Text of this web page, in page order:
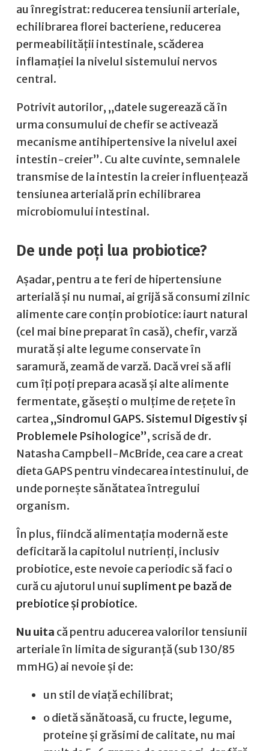
au înregistrat: reducerea tensiunii arteriale,
echilibrarea florei bacteriene, reducerea
permeabilității intestinale, scăderea
inflamației la nivelul sistemului nervos
central.
Potrivit autorilor, „datele sugerează că în
urma consumului de chefir se activează
mecanisme antihipertensive la nivelul axei
intestin-creier”. Cu alte cuvinte, semnalele
transmise de la intestin la creier influențează
tensiunea arterială prin echilibrarea
microbiomului intestinal.
De unde poți lua probiotice?
Așadar, pentru a te feri de hipertensiune
arterială și nu numai, ai grijă să consumi zilnic
alimente care conțin probiotice: iaurt natural
(cel mai bine preparat în casă), chefir, varză
murată și alte legume conservate în
saramură, zeamă de varză. Dacă vrei să afli
cum îți poți prepara acasă și alte alimente
fermentate, găsești o mulțime de rețete în
cartea „Sindromul GAPS. Sistemul Digestiv și
Problemele Psihologice”, scrisă de dr.
Natasha Campbell-McBride, cea care a creat
dieta GAPS pentru vindecarea intestinului, de
unde pornește sănătatea întregului
organism.
În plus, fiindcă alimentația modernă este
deficitară la capitolul nutrienți, inclusiv
probiotice, este nevoie ca periodic să faci o
cură cu ajutorul unui supliment pe bază de
prebiotice și probiotice.
Nu uita că pentru aducerea valorilor tensiunii
arteriale în limita de siguranță (sub 130/85
mmHG) ai nevoie și de:
un stil de viață echilibrat;
o dietă sănătoasă, cu fructe, legume,
proteine și grăsimi de calitate, nu mai